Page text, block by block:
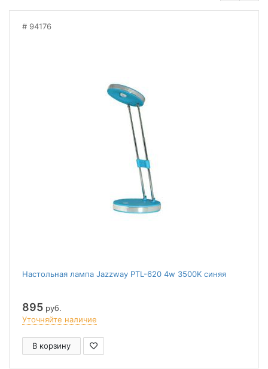
94176
Настольная лампа Jazzway PTL-620 4w 3500K синяя
895 руб.
Уточняйте наличие
В корзину